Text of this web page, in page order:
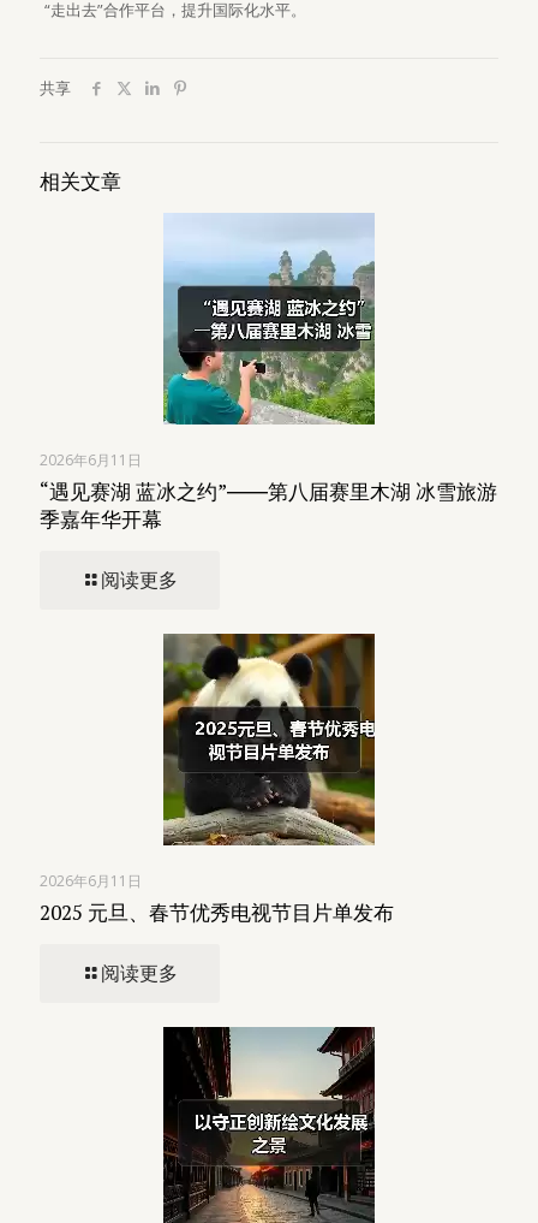
“走出去”合作平台，提升国际化水平。
共享
相关文章
2026年6月11日
“遇见赛湖 蓝冰之约”――第八届赛里木湖 冰雪旅游
季嘉年华开幕
阅读更多
2026年6月11日
2025 元旦、春节优秀电视节目片单发布
阅读更多